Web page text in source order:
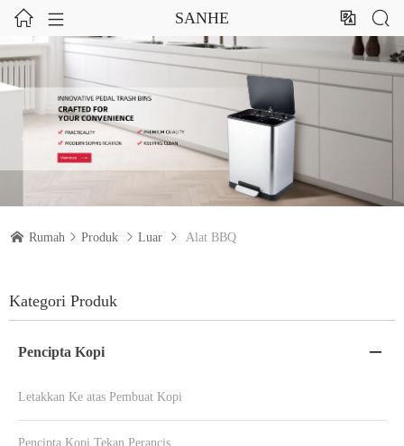
  SANHE  
 Rumah  Produk  Luar  Alat BBQ
Kategori Produk
Pencipta Kopi 
Letakkan Ke atas Pembuat Kopi
Pencipta Kopi Tekan Perancis